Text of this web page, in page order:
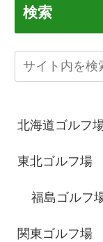
検索
北海道ゴルフ
東北ゴルフ場
福島ゴルフ
関東ゴルフ場